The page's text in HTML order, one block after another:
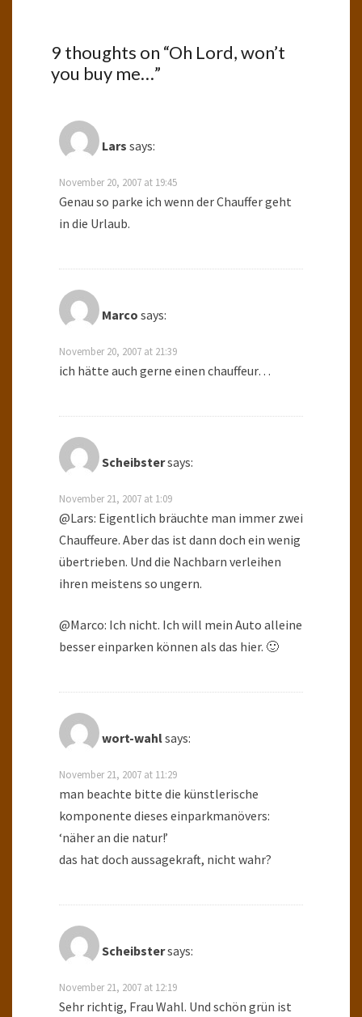
9 thoughts on “Oh Lord, won’t
you buy me…”
Lars says:
November 20, 2007 at 19:45
Genau so parke ich wenn der Chauffer geht
in die Urlaub.
Marco says:
November 20, 2007 at 21:39
ich hätte auch gerne einen chauffeur…
Scheibstersays:
November 21, 2007 at 1:09
@Lars: Eigentlich bräuchte man immer zwei
Chauffeure. Aber das ist dann doch ein wenig
übertrieben. Und die Nachbarn verleihen
ihren meistens so ungern.
@Marco: Ich nicht. Ich will mein Auto alleine
besser einparken können als das hier. 🙂
wort-wahlsays:
November 21, 2007 at 11:29
man beachte bitte die künstlerische
komponente dieses einparkmanövers:
‘näher an die natur!’
das hat doch aussagekraft, nicht wahr?
Scheibstersays:
November 21, 2007 at 12:19
Sehr richtig, Frau Wahl. Und schön grün ist